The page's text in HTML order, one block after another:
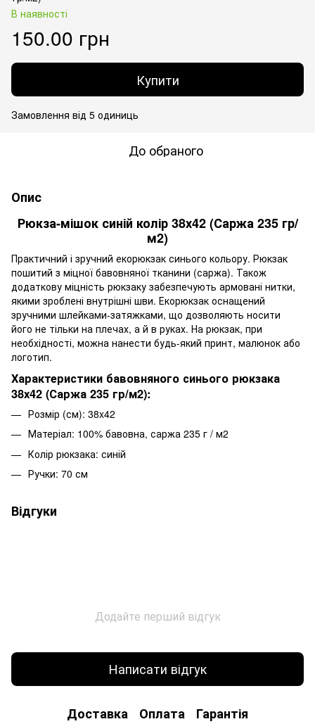
В наявності
150.00 грн
Купити
Замовлення від 5 одиниць
До обраного
Опис
Рюкза-мішок синій колір 38х42 (Саржа 235 гр/
м2)
Практичний і зручний екорюкзак синього кольору. Рюкзак
пошитий з міцної бавовняної тканини (саржа). Також
додаткову міцність рюкзаку забезпечують армовані нитки,
якими зроблені внутрішні шви. Екорюкзак оснащений
зручними шлейками-затяжками, що дозволяють носити
його не тільки на плечах, а й в руках. На рюкзак, при
необхідності, можна нанести будь-який принт, малюнок або
логотип.
Характеристики бавовняного синього рюкзака
38х42 (Саржа 235 гр/м2):
Розмір (см): 38x42
Матеріал: 100% бавовна, саржа 235 г / м2
Колір рюкзака: синій
Ручки: 70 см
Відгуки
Додайте перший відгук
Написати відгук
Доставка Оплата Гарантія